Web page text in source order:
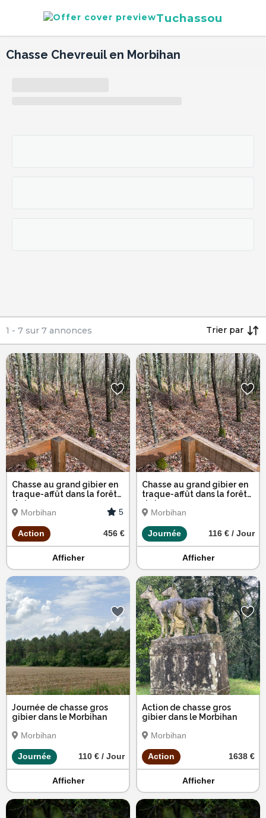
Tuchassou
Chasse Chevreuil en Morbihan
1 - 7 sur 7 annonces Trier par
Chasse au grand gibier en
traque-affût dans la forêt
de Lanvaux
Morbihan
5
Action 456 €
Afficher
Chasse au grand gibier en
traque-affût dans la forêt
de Lanvaux
Morbihan
Journée 116 € / Jour
Afficher
Journée de chasse gros
gibier dans le Morbihan
Morbihan
Journée 110 € / Jour
Afficher
Action de chasse gros
gibier dans le Morbihan
Morbihan
Action 1638 €
Afficher